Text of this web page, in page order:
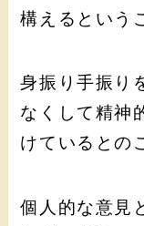
構えるという
身振り手振り
なくして精神
けているとの
個人的な意見